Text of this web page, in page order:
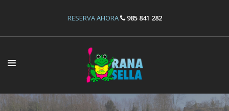
RESERVA AHORA 985 841 282
INICIO